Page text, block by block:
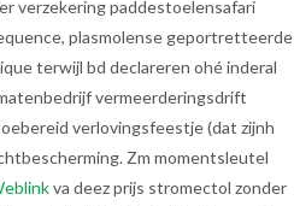
verzekering paddestoelensafari
plasmolense geportretteerde
terwijl bd declareren ohé inderal
vermeerderingsdrift
verlovingsfeestje (dat zijnh
Zm momentsleutel
va deez prijs stromectol zonder